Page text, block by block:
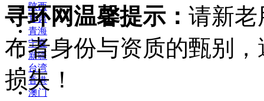
陕西
甘肃
青海
宁夏
新疆
台湾
香港
澳门
寻环网温馨提示： 请新老
布者身份与资质的甄别
损失！